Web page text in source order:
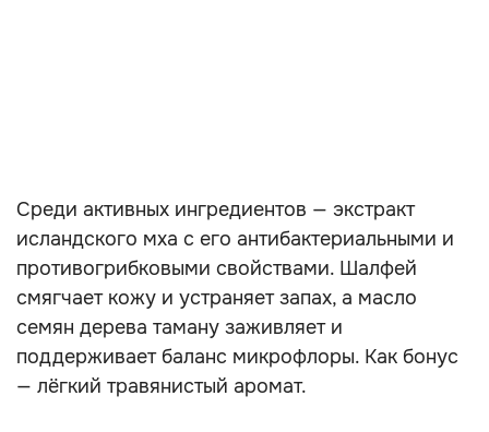
Среди активных ингредиентов — экстракт
исландского мха с его антибактериальными и
противогрибковыми свойствами. Шалфей
смягчает кожу и устраняет запах, а масло
семян дерева таману заживляет и
поддерживает баланс микрофлоры. Как бонус
— лёгкий травянистый аромат.